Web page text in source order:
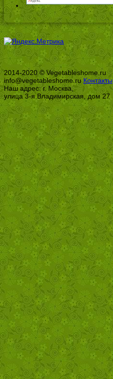
2014-2020 © Vegetableshome.ru
info@vegetableshome.ruКонтакты
Наш адрес: г. Москва,
улица 3-я Владимирская, дом 27